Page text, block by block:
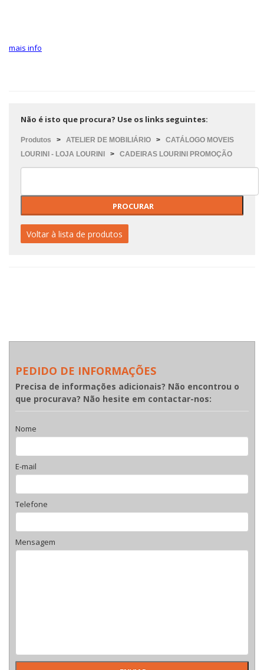
mais info
Não é isto que procura? Use os links seguintes:
Produtos > ATELIER DE MOBILIÁRIO > CATÁLOGO MOVEIS
LOURINI - LOJA LOURINI > CADEIRAS LOURINI PROMOÇÃO
Voltar à lista de produtos
PEDIDO DE INFORMAÇÕES
Precisa de informações adicionais? Não encontrou o
que procurava? Não hesite em contactar-nos:
Nome
E-mail
Telefone
Mensagem